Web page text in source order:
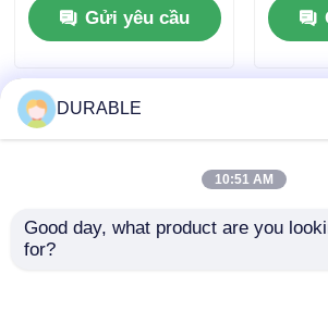
Gửi yêu cầu
tuyệt
DURABLE
10:51 AM
Good day, what product are you
for?